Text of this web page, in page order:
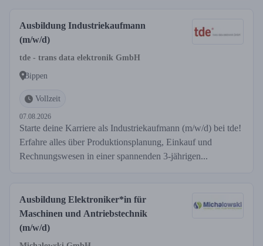
Ausbildung Industriekaufmann
(m/w/d)
tde - trans data elektronik GmbH
Bippen
Vollzeit
07.08.2026
Starte deine Karriere als Industriekaufmann (m/w/d) bei tde!
Erfahre alles über Produktionsplanung, Einkauf und
Rechnungswesen in einer spannenden 3-jährigen...
Ausbildung Elektroniker*in für
Maschinen und Antriebstechnik
(m/w/d)